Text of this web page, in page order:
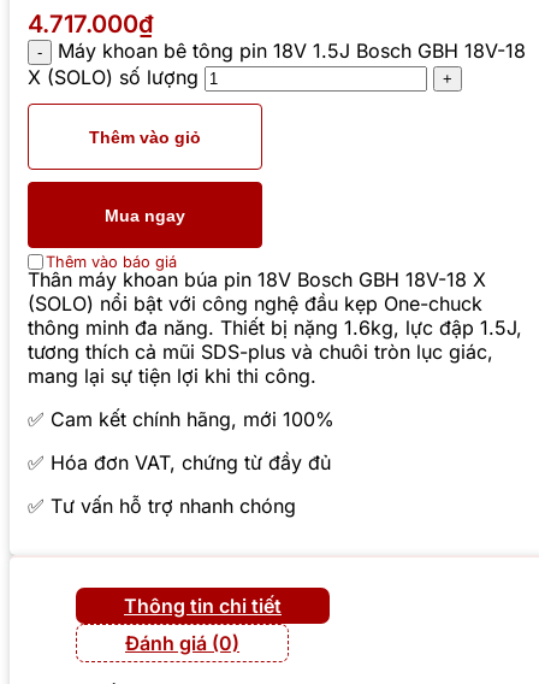
4.717.000₫
Máy khoan bê tông pin 18V 1.5J Bosch GBH 18V-18
X (SOLO) số lượng
Thêm vào giỏ
Mua ngay
Thêm vào báo giá
Thân máy khoan búa pin 18V Bosch GBH 18V-18 X
(SOLO) nổi bật với công nghệ đầu kẹp One-chuck
thông minh đa năng. Thiết bị nặng 1.6kg, lực đập 1.5J,
tương thích cả mũi SDS-plus và chuôi tròn lục giác,
mang lại sự tiện lợi khi thi công.
✅ Cam kết chính hãng, mới 100%
✅ Hóa đơn VAT, chứng từ đầy đủ
✅ Tư vấn hỗ trợ nhanh chóng
Thông tin chi tiết
Đánh giá (0)